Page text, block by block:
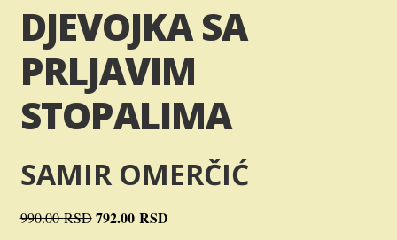
Moj nalog
Novosti
O nama
Plaćanje
Privatnost
DJEVOJKA SA
PRLJAVIM
STOPALIMA
SAMIR OMERČIĆ
990.00RSD Originalna
792.00 RSDTrenutna